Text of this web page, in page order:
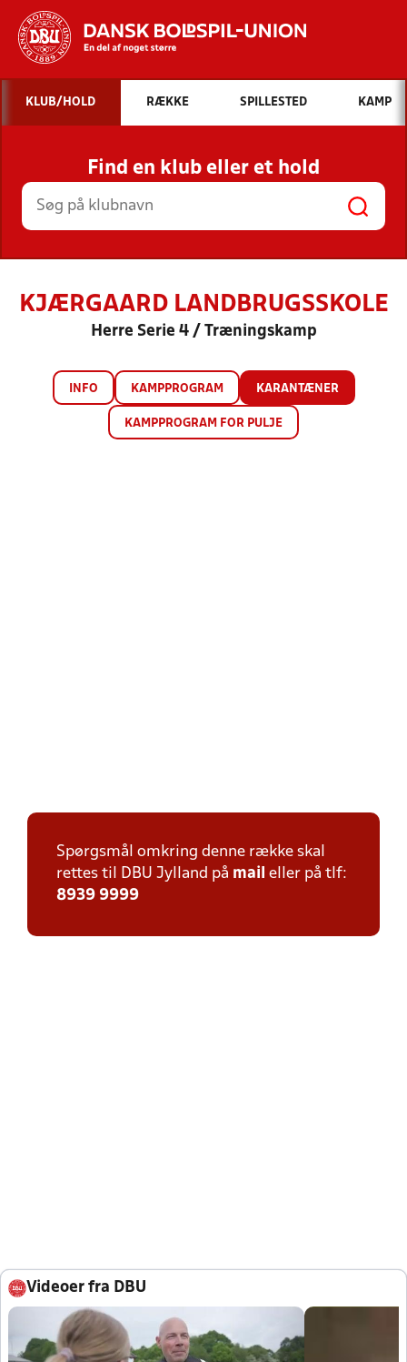
Hvad vil du søge efter?
INDHOLD OG NYHEDER
STILLINGER, RESULTATER, KLUBBER OG
HOLD
KLUB/HOLD RÆKKE SPILLESTED KAMP
Find en klub eller et hold
KJÆRGAARD LANDBRUGSSKOLE
Herre Serie 4 / Træningskamp
INFO KAMPPROGRAM KARANTÆNER
KAMPPROGRAM FOR PULJE
Spørgsmål omkring denne række skal
rettes til DBU Jylland på mail eller på tlf:
8939 9999
Videoer fra DBU